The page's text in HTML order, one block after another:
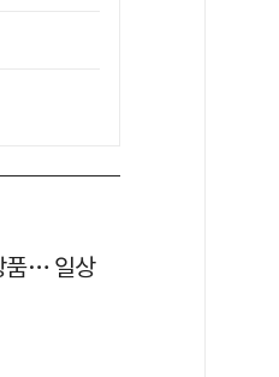
품… 일상